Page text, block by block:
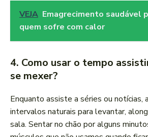
VEJA Emagrecimento saudável
quem sofre com calor
4. Como usar o tempo
se mexer?
Enquanto assiste a séries ou notícias,
intervalos naturais para levantar,
sala. Sentar no chão por alguns